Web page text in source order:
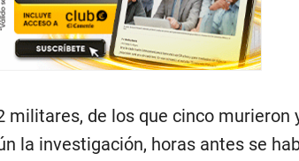
militares, de los que cinco murieron
la investigación, horas antes se